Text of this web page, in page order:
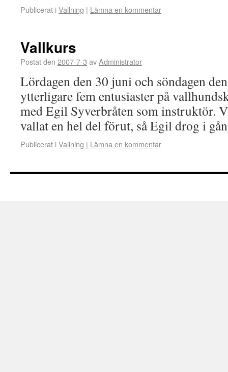
Publicerat iVallning | Lämna en kommentar
Vallkurs
Postat den 2007-7-3 avAdministrator
Lördagen den 30 juni och söndagen
ytterligare fem entusiaster på
med Egil Syverbråten som instruktör.
vallat en hel del förut, så Egil drog i
Publicerat iVallning | Lämna en kommentar